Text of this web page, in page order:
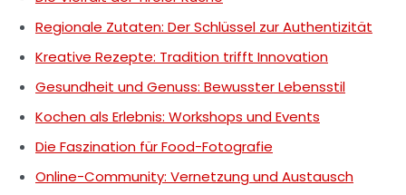
Regionale Zutaten: Der Schlüssel zur Authentizität
Kreative Rezepte: Tradition trifft Innovation
Gesundheit und Genuss: Bewusster Lebensstil
Kochen als Erlebnis: Workshops und Events
Die Faszination für Food-Fotografie
Online-Community: Vernetzung und Austausch